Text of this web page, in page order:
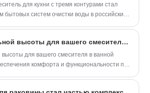
для кухни с тремя контурами стал
систем очистки воды в российских
Поиск правильной высоты для вашего смесителя в ванной
высоты для вашего смесителя в ванной
комфорта и функциональности при